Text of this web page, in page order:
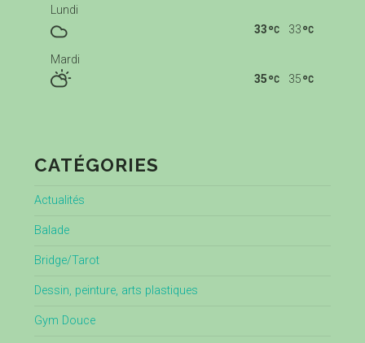
Lundi
33
33
Mardi
35
35
CATÉGORIES
Actualités
Balade
Bridge/Tarot
Dessin, peinture, arts plastiques
Gym Douce